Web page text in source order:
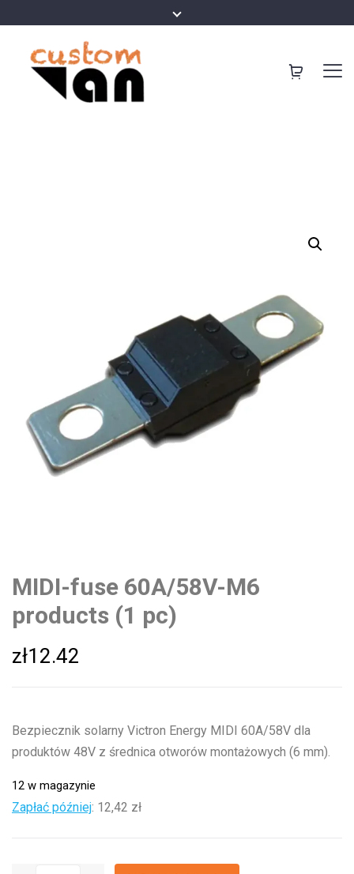
MIDI-fuse 60A/58V-M6
products (1 pc)
zł12.42
Bezpiecznik solarny Victron Energy MIDI 60A/58V dla
produktów 48V z średnica otworów montażowych (6 mm).
12 w magazynie
Zapłać później: 12,42 zł